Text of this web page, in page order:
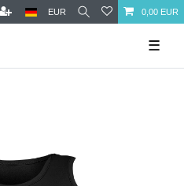
EUR 0,00 EUR
☰